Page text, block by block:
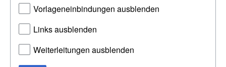
Vorlageneinbindungen ausblenden
Links ausblenden
Weiterleitungen ausblenden